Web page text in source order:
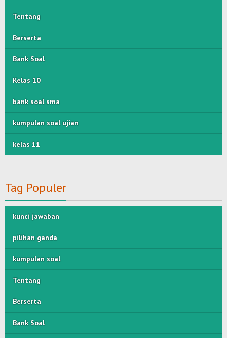
Tentang
Berserta
Bank Soal
Kelas 10
bank soal sma
kumpulan soal ujian
kelas 11
Tag Populer
kunci jawaban
pilihan ganda
kumpulan soal
Tentang
Berserta
Bank Soal